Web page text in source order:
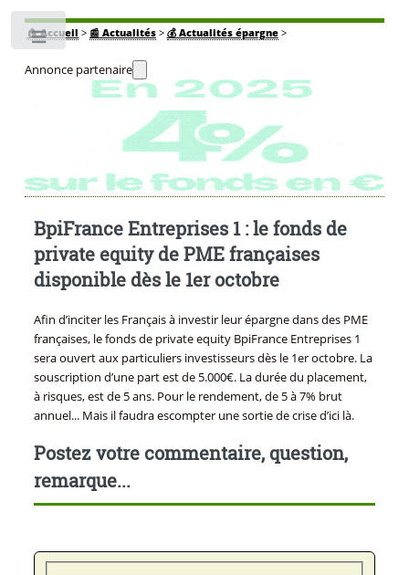
🏠Accueil > 📰 Actualités> 💰 Actualités épargne>
Annonce partenaire
BpiFrance Entreprises 1 : le fonds de
private equity de PME françaises
disponible dès le 1er octobre
Afin d’inciter les Français à investir leur épargne dans des PME
françaises, le fonds de private equity BpiFrance Entreprises 1
sera ouvert aux particuliers investisseurs dès le 1er octobre. La
souscription d’une part est de 5.000€. La durée du placement,
à risques, est de 5 ans. Pour le rendement, de 5 à 7% brut
annuel... Mais il faudra escompter une sortie de crise d’ici là.
Postez votre commentaire, question,
remarque...
Toggle